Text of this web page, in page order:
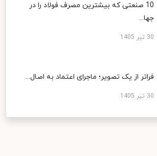
10 صنعتی که بیشترین مصرف فولاد را در
جها...
30 تیر 1405
فراتر از یک تصویر؛ ماجرای اعتماد به اصال...
30 تیر 1405